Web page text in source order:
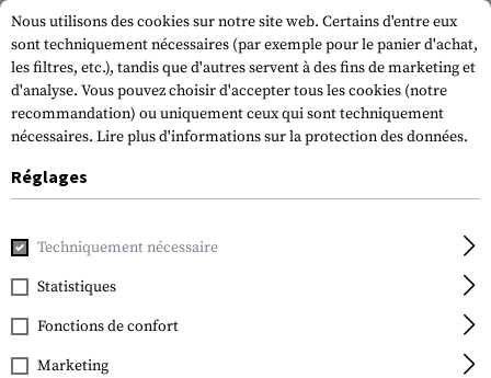
JTG
Spain Rubber Patch
Nous utilisons des cookies sur notre site web. Certains d'entre eux
sont techniquement nécessaires (par exemple pour le panier d'achat,
les filtres, etc.), tandis que d'autres servent à des fins de marketing et
d'analyse. Vous pouvez choisir d'accepter tous les cookies (notre
recommandation) ou uniquement ceux qui sont techniquement
nécessaires. Lire plus d'informations sur la protection des données.
Réglages
Techniquement nécessaire
Statistiques
Fonctions de confort
Marketing